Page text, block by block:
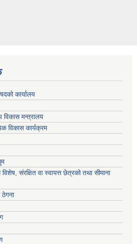
कार्यालय
विकास मन्त्रालय
विकास कार्यक्रम
संरक्षित वा स्वायत्त छेत्रको तथा सीमाना